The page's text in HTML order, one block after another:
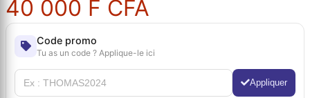
40 000 F CFA
Code promo
Tu as un code ? Applique-le ici
Appliquer